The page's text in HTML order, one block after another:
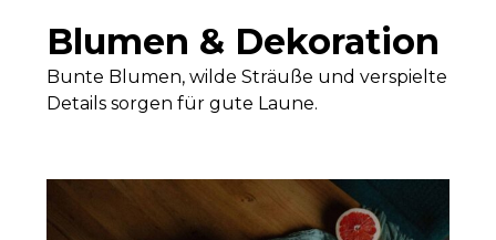
Blumen & Dekoration
Bunte Blumen, wilde Sträuße und verspielte
Details sorgen für gute Laune.